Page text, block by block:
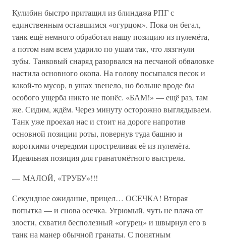
Кулибин быстро притащил из блиндажа РПГ с
единственным оставшимся «огурцом». Пока он бегал,
танк ещё немного обработал нашу позицию из пулемёта,
а потом нам всем ударило по ушам так, что лязгнули
зубы. Танковый снаряд разорвался на песчаной обваловке
настила основного окопа. На голову посыпался песок и
какой-то мусор, в ушах звенело, но больше вроде бы
особого ущерба никто не понёс. «БАМ!» — ещё раз, там
же. Сидим, ждём. Через минуту осторожно выглядываем.
Танк уже проехал нас и стоит на дороге напротив
основной позиции роты, повернув туда башню и
короткими очередями простреливая её из пулемёта.
Идеальная позиция для гранатомётного выстрела.
— МАЛОЙ, «ТРУБУ»!!!
Секундное ожидание, прицел… ОСЕЧКА! Вторая
попытка — и снова осечка. Угрюмый, чуть не плача от
злости, схватил бесполезный «огурец» и швырнул его в
танк на манер обычной гранаты. С понятным